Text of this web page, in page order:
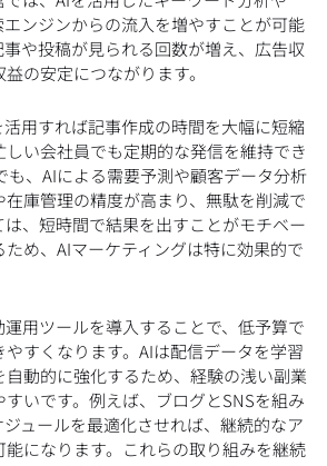
エンジンからの流入を増やすことが可能
や投稿が見られる回数が増え、広告収
の安定につながります。
用すれば記事作成の時間を大幅に短縮
い会社員でも定期的な発信を維持でき
も、AIによる需要予測や顧客データ分析
庫管理の精度が高まり、無駄を削減で
、短時間で結果を出すことがモチベー
め、AIマーケティングは特に効果的で
用ツールを導入することで、低予算で
すくなります。AIは配信データを学習
自動的に強化するため、経験の浅い副業
いです。例えば、ブログとSNSを組み
ュールを最適化させれば、継続的なア
能になります。これらの取り組みを継続